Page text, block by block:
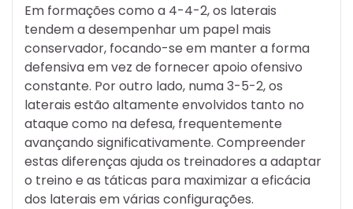
Em formações como a 4-4-2, os laterais
tendem a desempenhar um papel mais
conservador, focando-se em manter a forma
defensiva em vez de fornecer apoio ofensivo
constante. Por outro lado, numa 3-5-2, os
laterais estão altamente envolvidos tanto no
ataque como na defesa, frequentemente
avançando significativamente. Compreender
estas diferenças ajuda os treinadores a adaptar
o treino e as táticas para maximizar a eficácia
dos laterais em várias configurações.